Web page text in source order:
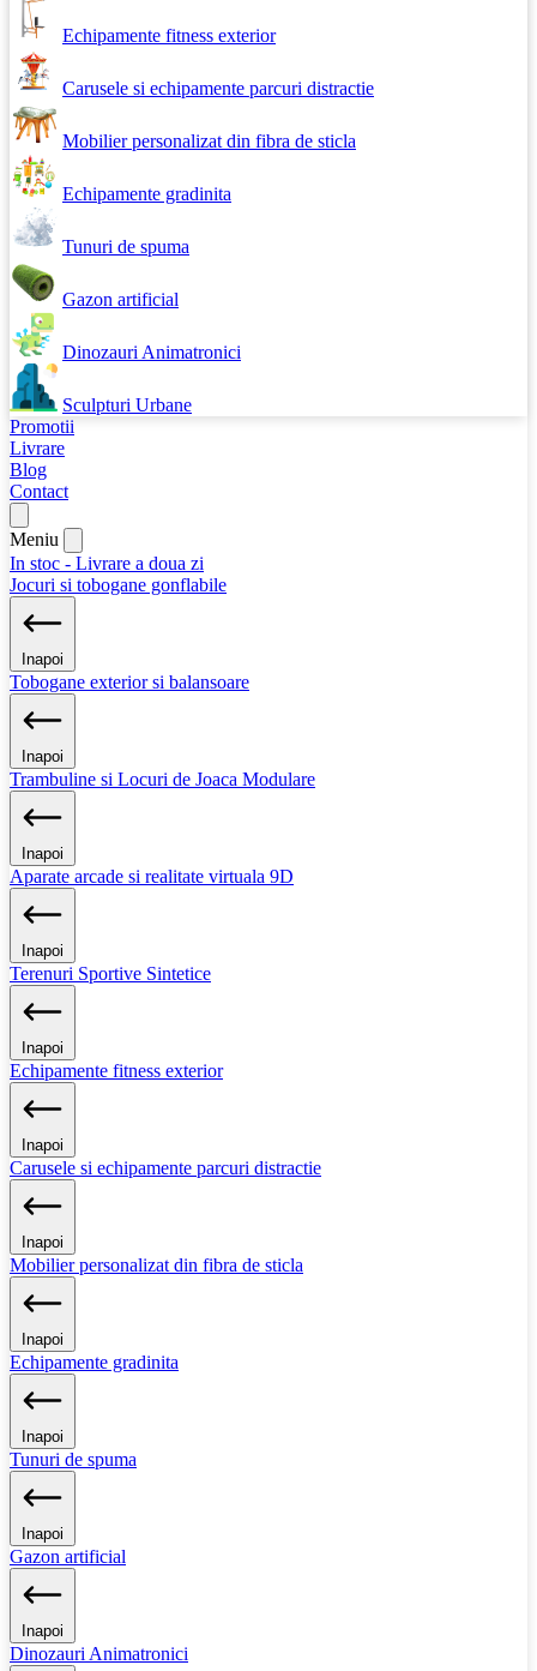
Echipamente fitness exterior
Carusele si echipamente parcuri distractie
Mobilier personalizat din fibra de sticla
Echipamente gradinita
Tunuri de spuma
Gazon artificial
Dinozauri Animatronici
Sculpturi Urbane
Promotii
Livrare
Blog
Contact
Meniu
In stoc - Livrare a doua zi
Jocuri si tobogane gonflabile
Inapoi
Tobogane exterior si balansoare
Inapoi
Trambuline si Locuri de Joaca Modulare
Inapoi
Aparate arcade si realitate virtuala 9D
Inapoi
Terenuri Sportive Sintetice
Inapoi
Echipamente fitness exterior
Inapoi
Carusele si echipamente parcuri distractie
Inapoi
Mobilier personalizat din fibra de sticla
Inapoi
Echipamente gradinita
Inapoi
Tunuri de spuma
Inapoi
Gazon artificial
Inapoi
Dinozauri Animatronici